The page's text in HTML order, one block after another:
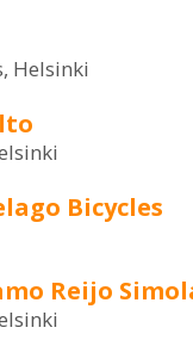
Helsinki
Bicycles
Reijo